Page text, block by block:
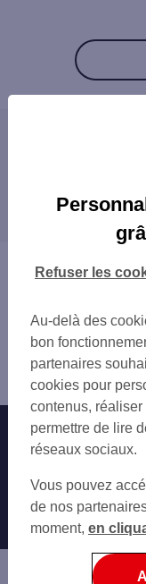
Les
PARIS 40 RUE
PARIS LECOURBE
PARIS 88 AV DE
PARIS 148 RUE
PARIS 20 BD
ASSEMBLEE
PARIS FONTENOY
PARIS BIR HAKEIM
PARIS ETIENNE
PARIS GROS
PARIS 37 AV
PARIS PASTEUR
PARIS 64 RUE DE
PARIS
proximité
MONTROUGE
MALAKOFF
NEUILLY-SUR-
BOULOGNE-
GENTILLY
LEVALLOIS-
ARCUEIL
CHÂTILLON
LE KREMLIN-
BAGNEUX
CLICHY
PUTEAUX
SAINT-CLOUD
Vous êtes ici : Accueil
Paris 15ème
Distributeur/
Nos
Au-delà des
bon
partenaires
cookies pour
contenus, réaliser
permettre de lire
réseaux sociaux.
Vous pouvez
de nos
moment, en
Refuser les